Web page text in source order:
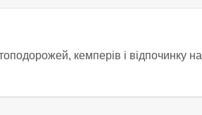
кемперів і відпочинку на